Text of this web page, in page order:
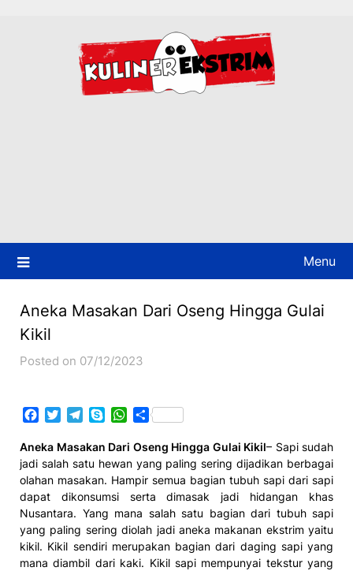
Menu
Aneka Masakan Dari Oseng Hingga Gulai
Kikil
Posted on 07/12/2023
Facebook
TwitterTelegram
SkypeWhatsApp
Share
Aneka Masakan Dari Oseng Hingga Gulai Kikil– Sapi sudah
jadi salah satu hewan yang paling sering dijadikan berbagai
olahan masakan. Hampir semua bagian tubuh sapi dari sapi
dapat dikonsumsi serta dimasak jadi hidangan khas
Nusantara. Yang mana salah satu bagian dari tubuh sapi
yang paling sering diolah jadi aneka makanan ekstrim yaitu
kikil. Kikil sendiri merupakan bagian dari daging sapi yang
mana diambil dari kaki. Kikil sapi mempunyai tekstur yang